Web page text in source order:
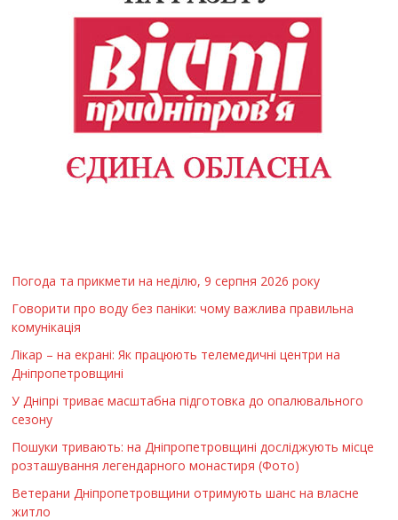
Погода та прикмети на неділю, 9 серпня 2026 року
Говорити про воду без паніки: чому важлива правильна
комунікація
Лікар – на екрані: Як працюють телемедичні центри на
Дніпропетровщині
У Дніпрі триває масштабна підготовка до опалювального
сезону
Пошуки тривають: на Дніпропетровщині досліджують місце
розташування легендарного монастиря (Фото)
Ветерани Дніпропетровщини отримують шанс на власне
житло